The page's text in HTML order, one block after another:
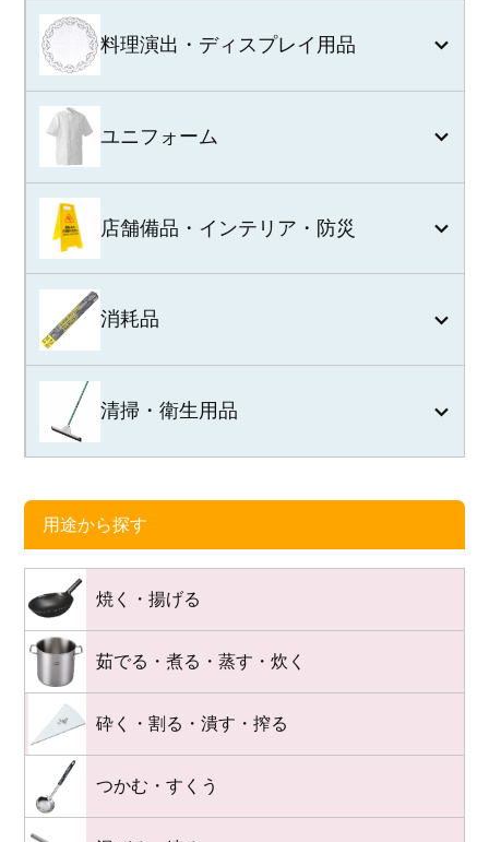
料理演出・ディスプレイ用品
ユニフォーム
店舗備品・インテリア・防災
消耗品
清掃・衛生用品
用途から探す
焼く・揚げる
茹でる・煮る・蒸す・炊く
砕く・割る・潰す・搾る
つかむ・すくう